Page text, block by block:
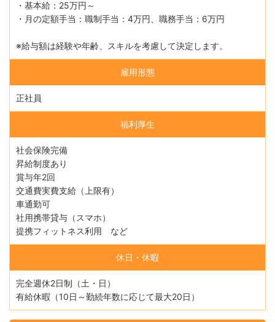
・基本給：25万円～
・月の定額手当：職制手当：4万円、職務手当：6万円
※給与額は経験や年齢、スキルを考慮して決定します。
雇用形態
正社員
福利厚生
社会保険完備
昇給制度あり
賞与年2回
交通費実費支給（上限有）
車通勤可
社用携帯貸与（スマホ）
提携フィットネス利用 など
休日・休暇
完全週休2日制（土・日）
有給休暇（10日～勤続年数に応じて最大20日）